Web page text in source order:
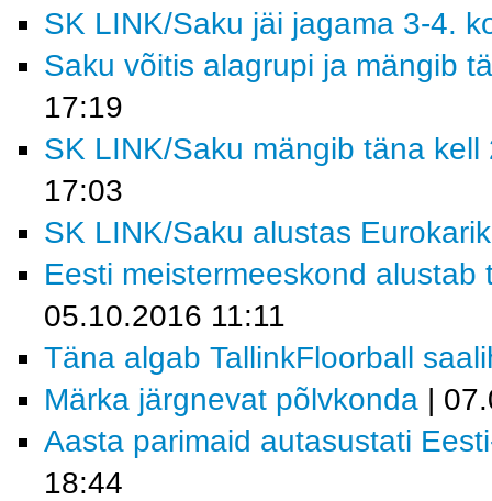
SK LINK/Saku jäi jagama 3-4.
Saku võitis alagrupi ja mängib
17:19
SK LINK/Saku mängib täna
17:03
SK LINK/Saku alustas
Eesti meistermeeskond
05.10.2016 11:11
Täna algab TallinkFloorball
Märka järgnevat põlvkonda |
Aasta parimaid autasustati
18:44